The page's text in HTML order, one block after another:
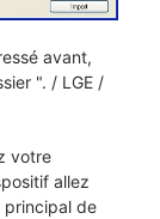
avant,
". / LGE /
votre
allez
principal de